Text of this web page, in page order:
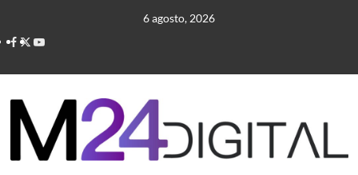
contenido
6 agosto, 2026